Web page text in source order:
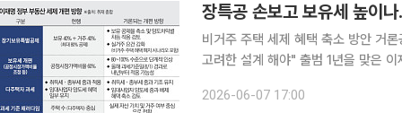
장특공 손보고 보유세 높이
비거주 주택 세제 혜택 축소 방안 거
고려한 설계 해야" 출범 1년을 맞은 이재명 정부의 부동산 정책이 세제 개편 국면으로 진입할 것으로
세(매매·전세·월세 동반 상승)'를 잡기
2026-06-07 17:00